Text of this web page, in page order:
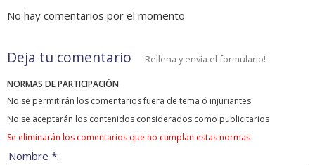
No hay comentarios por el momento
Deja tu comentario Rellena y envía el formulario!
NORMAS DE PARTICIPACIÓN
No se permitirán los comentarios fuera de tema ó injuriantes
No se aceptarán los contenidos considerados como publicitarios
Se eliminarán los comentarios que no cumplan estas normas
Nombre *: